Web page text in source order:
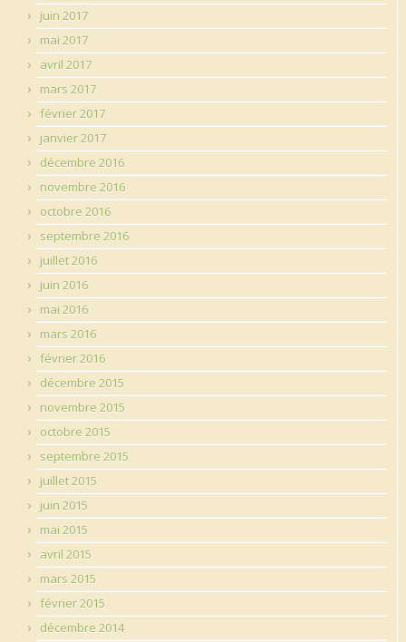
juin 2017
mai 2017
avril 2017
mars 2017
février 2017
janvier 2017
décembre 2016
novembre 2016
octobre 2016
septembre 2016
juillet 2016
juin 2016
mai 2016
mars 2016
février 2016
décembre 2015
novembre 2015
octobre 2015
septembre 2015
juillet 2015
juin 2015
mai 2015
avril 2015
mars 2015
février 2015
décembre 2014